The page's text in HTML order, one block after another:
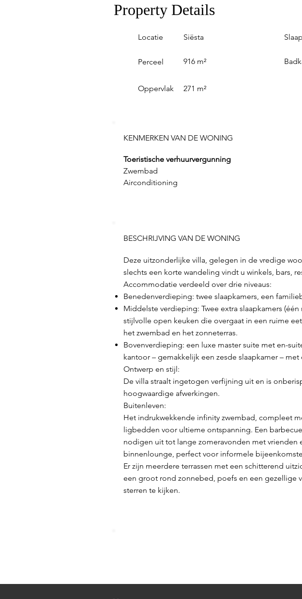
Property Details
Locatie
Perceel
Oppervlak
Siësta
916 m²
271 m²
KENMERKEN VAN DE WONING
Toeristische verhuurvergunning
Zwembad
Airconditioning
BESCHRIJVING VAN DE WONING
Deze uitzonderlijke villa, gelegen in de vredige
slechts een korte wandeling vindt u winkels, bars,
Accommodatie verdeeld over drie niveaus:
Benedenverdieping: twee slaapkamers, een
Middelste verdieping: Twee extra slaapkamers
stijlvolle open keuken die overgaat in een ruime
het zwembad en het zonneterras.
Bovenverdieping: een luxe master suite met en-
kantoor – gemakkelijk een zesde slaapkamer –
Ontwerp en stijl:
De villa straalt ingetogen verfijning uit en is
hoogwaardige afwerkingen.
Buitenleven:
Het indrukwekkende infinity zwembad, compleet
ligbedden voor ultieme ontspanning. Een
nodigen uit tot lange zomeravonden met
binnenlounge, perfect voor informele
Er zijn meerdere terrassen met een schitterend
een groot rond zonnebed, poefs en een gezellige
sterren te kijken.